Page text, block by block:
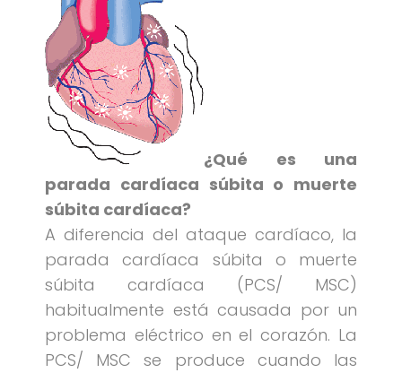
¿Qué es una
parada cardíaca súbita o muerte
súbita cardíaca?
A diferencia del ataque cardíaco, la
parada cardíaca súbita o muerte
súbita cardíaca (PCS/ MSC)
habitualmente está causada por un
problema eléctrico en el corazón. La
PCS/ MSC se produce cuando las